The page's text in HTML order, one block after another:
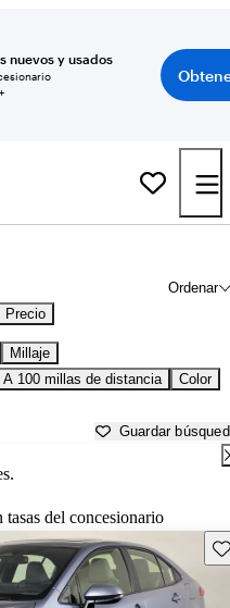
nuevos y usados
Ordenar
Precio
Millaje
A 100 millas de distancia
Color
Guardar
del concesionario